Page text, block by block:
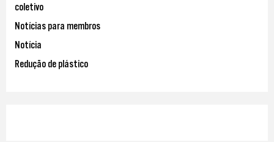
coletivo
Notícias para membros
Notícia
Redução de plástico